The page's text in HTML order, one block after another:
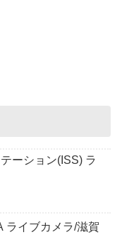
ーション(ISS) ラ
ライブカメラ/滋賀